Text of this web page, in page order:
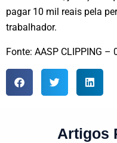
pagar 10 mil reais pela
trabalhador.
Fonte: AASP CLIPPING
Artigos